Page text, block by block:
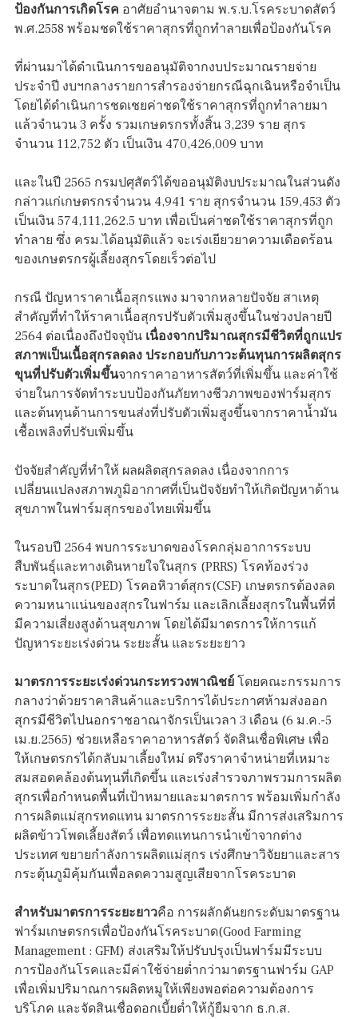
ป้องกันการเกิดโรค อาศัยอำนาจตาม พ.ร.บ.โรคระบาดสัตว์
พ.ศ.2558 พร้อมชดใช้ราคาสุกรที่ถูกทำลายเพื่อป้องกันโรค
ที่ผ่านมาได้ดำเนินการขออนุมัติจากงบประมาณรายจ่าย
ประจำปี งบฯกลางรายการสำรองจ่ายกรณีฉุกเฉินหรือจำเป็น
โดยได้ดำเนินการชดเชยค่าชดใช้ราคาสุกรที่ถูกทำลายมา
แล้วจำนวน 3 ครั้ง รวมเกษตรกรทั้งสิ้น 3,239 ราย สุกร
จำนวน 112,752 ตัว เป็นเงิน 470,426,009 บาท
และในปี 2565 กรมปศุสัตว์ได้ขออนุมัติงบประมาณในส่วนดัง
กล่าวแก่เกษตรกรจำนวน 4,941 ราย สุกรจำนวน 159,453 ตัว
เป็นเงิน 574,111,262.5 บาท เพื่อเป็นค่าชดใช้ราคาสุกรที่ถูก
ทำลาย ซึ่ง ครม.ได้อนุมัติแล้ว จะเร่งเยียวยาความเดือดร้อน
ของเกษตรกรผู้เลี้ยงสุกรโดยเร็วต่อไป
กรณี ปัญหาราคาเนื้อสุกรแพง มาจากหลายปัจจัย สาเหตุ
สำคัญที่ทำให้ราคาเนื้อสุกรปรับตัวเพิ่มสูงขึ้นในช่วงปลายปี
2564 ต่อเนื่องถึงปัจจุบัน เนื่องจากปริมาณสุกรมีชีวิตที่ถูกแปร
สภาพเป็นเนื้อสุกรลดลง ประกอบกับภาวะต้นทุนการผลิตสุกร
ขุนที่ปรับตัวเพิ่มขึ้นจากราคาอาหารสัตว์ที่เพิ่มขึ้น และค่าใช้
จ่ายในการจัดทำระบบป้องกันภัยทางชีวภาพของฟาร์มสุกร
และต้นทุนด้านการขนส่งที่ปรับตัวเพิ่มสูงขึ้นจากราคาน้ำมัน
เชื้อเพลิงที่ปรับเพิ่มขึ้น
ปัจจัยสำคัญที่ทำให้ ผลผลิตสุกรลดลง เนื่องจากการ
เปลี่ยนแปลงสภาพภูมิอากาศที่เป็นปัจจัยทำให้เกิดปัญหาด้าน
สุขภาพในฟาร์มสุกรของไทยเพิ่มขึ้น
ในรอบปี 2564 พบการระบาดของโรคกลุ่มอาการระบบ
สืบพันธุ์และทางเดินหายใจในสุกร (PRRS) โรคท้องร่วง
ระบาดในสุกร(PED) โรคอหิวาต์สุกร(CSF) เกษตรกรต้องลด
ความหนาแน่นของสุกรในฟาร์ม และเลิกเลี้ยงสุกรในพื้นที่ที่
มีความเสี่ยงสูงด้านสุขภาพ โดยได้มีมาตรการให้การแก้
ปัญหาระยะเร่งด่วน ระยะสั้น และระยะยาว
มาตรการระยะเร่งด่วนกระทรวงพาณิชย์ โดยคณะกรรมการ
กลางว่าด้วยราคาสินค้าและบริการได้ประกาศห้ามส่งออก
สุกรมีชีวิตไปนอกราชอาณาจักรเป็นเวลา 3 เดือน (6 ม.ค.-5
เม.ย.2565) ช่วยเหลือราคาอาหารสัตว์ จัดสินเชื่อพิเศษ เพื่อ
ให้เกษตรกรได้กลับมาเลี้ยงใหม่ ตรึงราคาจำหน่ายที่เหมาะ
สมสอดคล้องต้นทุนที่เกิดขึ้น และเร่งสำรวจภาพรวมการผลิต
สุกรเพื่อกำหนดพื้นที่เป้าหมายและมาตรการ พร้อมเพิ่มกำลัง
การผลิตแม่สุกรทดแทน มาตรการระยะสั้น มีการส่งเสริมการ
ผลิตข้าวโพดเลี้ยงสัตว์ เพื่อทดแทนการนำเข้าจากต่าง
ประเทศ ขยายกำลังการผลิตแม่สุกร เร่งศึกษาวิจัยยาและสาร
กระตุ้นภูมิคุ้มกันเพื่อลดความสูญเสียจากโรคระบาด
สำหรับมาตรการระยะยาวคือ การผลักดันยกระดับมาตรฐาน
ฟาร์มเกษตรกรเพื่อป้องกันโรคระบาด(Good Farming
Management : GFM) ส่งเสริมให้ปรับปรุงเป็นฟาร์มมีระบบ
การป้องกันโรคและมีค่าใช้จ่ายต่ำกว่ามาตรฐานฟาร์ม GAP
เพื่อเพิ่มปริมาณการผลิตหมูให้เพียงพอต่อความต้องการ
บริโภค และจัดสินเชื่อดอกเบี้ยต่ำให้กู้ยืมจาก ธ.ก.ส.